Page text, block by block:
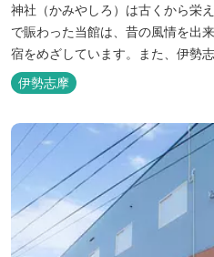
神社（かみやしろ）は古くから栄
で賑わった当館は、昔の風情を出
宿をめざしています。また、伊勢
低価格でお楽しみください。
伊勢志摩